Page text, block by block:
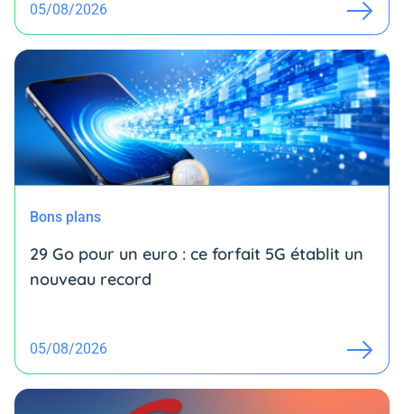
05/08/2026
Bons plans
29 Go pour un euro : ce forfait 5G établit un
nouveau record
05/08/2026